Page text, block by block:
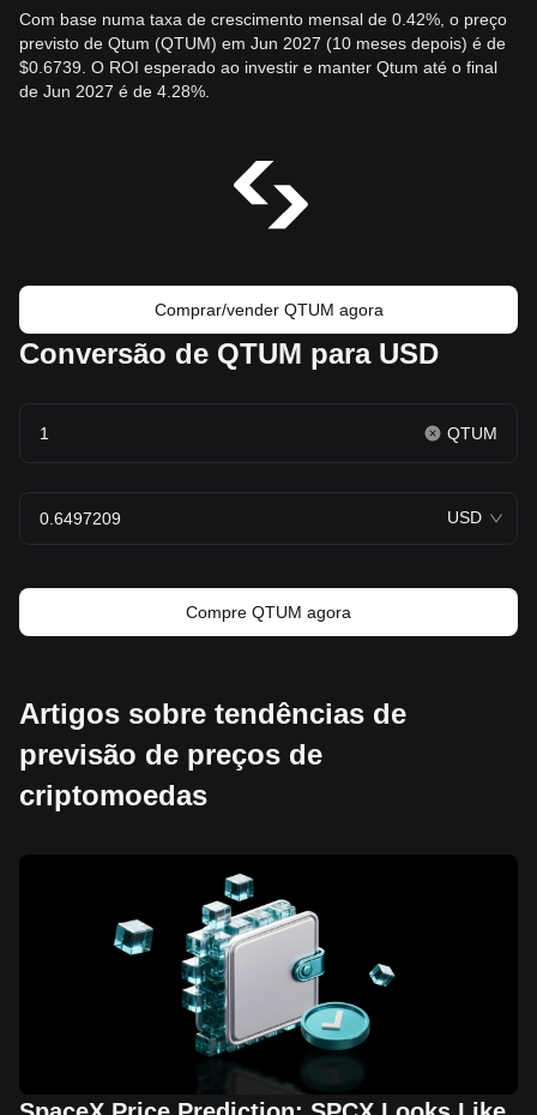
Com base numa taxa de crescimento mensal de 0.42%, o preço
previsto de Qtum (QTUM) em Jun 2027 (10 meses depois) é de
$0.6739. O ROI esperado ao investir e manter Qtum até o final
de Jun 2027 é de 4.28%.
Comprar/vender QTUM agora
Conversão de QTUM para USD
QTUM
USD
Compre QTUM agora
Artigos sobre tendências de
previsão de preços de
criptomoedas